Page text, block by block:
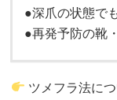
●深爪の状態で
●再発予防の靴
ツメフラ法に